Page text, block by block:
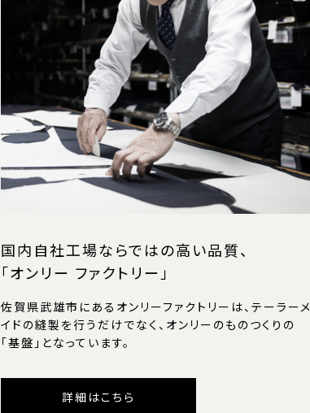
国内自社工場ならではの高い品質、
「オンリー ファクトリー」
佐賀県武雄市にあるオンリーファクトリーは、テーラーメ
イドの縫製を行うだけでなく、オンリーのものつくりの
「基盤」となっています。
詳細はこちら